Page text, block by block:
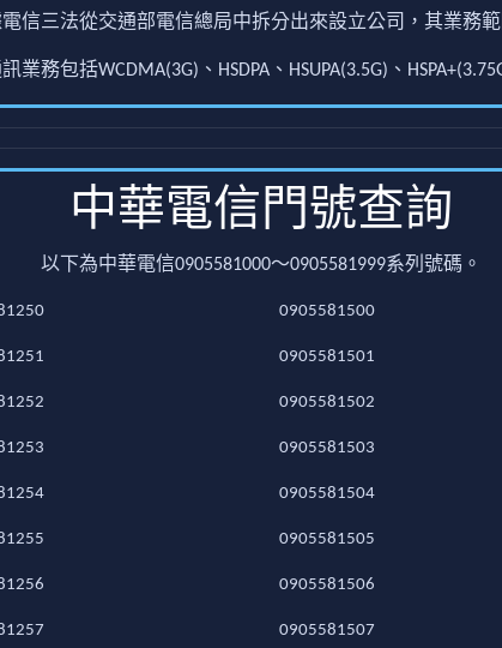
信三法從交通部電信總局中拆分出來設立公司，其業務
務包括WCDMA(3G)、HSDPA、HSUPA(3.5G)、
中華電信門號查詢
以下為中華電信0905581000～0905581999系列號碼。
0905581500
0905581501
0905581502
0905581503
0905581504
0905581505
0905581506
0905581507